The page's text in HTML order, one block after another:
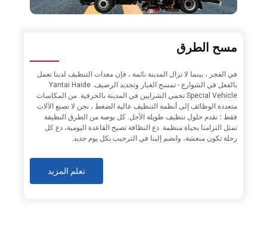
مسح الطرق
في الفجر ، بينما لا تزال المدينة نائمة ، فإن معدات التنظيف لدينا تعمل
بالفعل في الشوارع - تمسح الغبار وتجديد الرصيف. Yantai Haide
Special Vehicle تحمي الشرايين في المدينة بالحرفية. من المكاسات
متعددة الوظائف إلى أنظمة التنظيف عالية الضغط ، نحن لا نصنع الآلات
فقط ؛ نقدم حلول تنظيف طويلة الأجل. كل بوصة من الطرق النظيفة
تمثل التزامنا بحياة منظمة. دع النظافة تصبح القاعدة اليومية، دع كل
رحلة تكون منعشة، وانضم إلينا في الترحيب بكل يوم جديد.
تعلم المزيد